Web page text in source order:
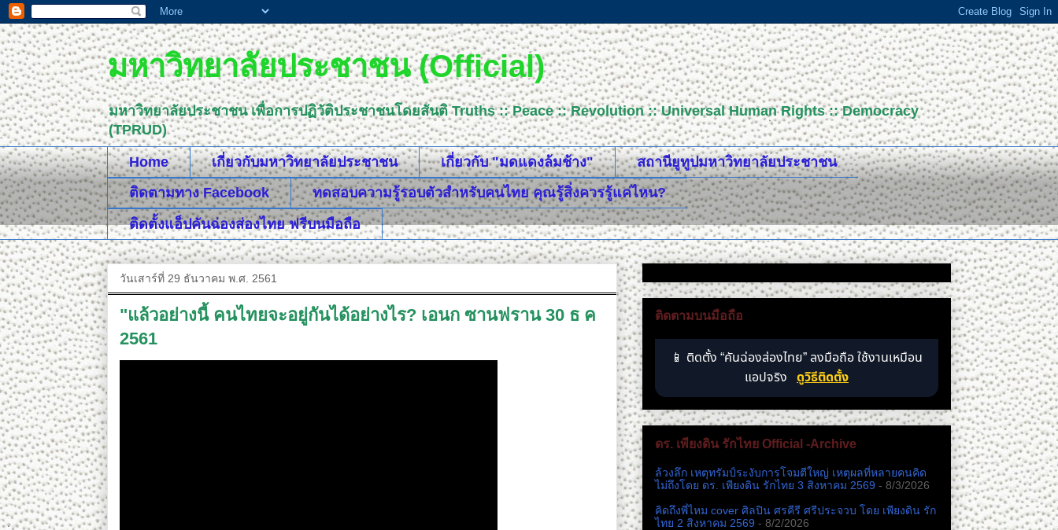
มหาวิทยาลัยประชาชน (Official)
มหาวิทยาลัยประชาชน เพื่อการปฏิวัติประชาชนโดยสันติ Truths :: Peace :: Revolution :: Universal Human Rights :: Democracy
(TPRUD)
Home เกี่ยวกับมหาวิทยาลัยประชาชน เกี่ยวกับ "มดแดงล้มช้าง"
สถานียูทูปมหาวิทยาลัยประชาชน
ติดตามทาง Facebook
ทดสอบความรู้รอบตัวสำหรับคนไทย คุณรู้สิ่งควรรู้แค่ไหน?
ติดตั้งแอ็ปคันฉ่องส่องไทย ฟรีบนมือถือ
วันเสาร์ที่ 29 ธันวาคม พ.ศ. 2561
"แล้วอย่างนี้ คนไทยจะอยู่กันได้อย่างไร? เอนก ซานฟราน 30 ธ ค ​
2561
ติดตามบนมือถือ
📱 ติดตั้ง “คันฉ่องส่องไทย” ลงมือถือ ใช้งานเหมือน
แอปจริง ดูวิธีติดตั้ง
ดร. เพียงดิน รักไทย Official -Archive
ล้วงลึก เหตุทรัมป์ระงับการโจมตีใหญ่ เหตุผลที่หลายคนคิด
ไม่ถึงโดย ดร. เพียงดิน รักไทย 3 สิงหาคม 2569 - 8/3/2026
คิดถึงพี่ไหม cover ศิลปิน ศรคีรี ศรีประจวบ โดย เพียงดิน รัก
ไทย 2 สิงหาคม 2569 - 8/2/2026